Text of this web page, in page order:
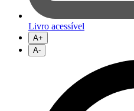
Livro acessível
A+
A-